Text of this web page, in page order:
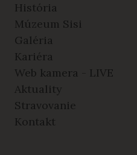
História
Múzeum Sisi
Galéria
Kariéra
Web kamera - LIVE
Aktuality
Stravovanie
Kontakt